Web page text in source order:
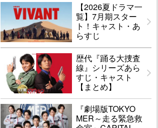
【2026夏ドラマ一
覧】7月期スター
ト！キャスト・あ
らすじ
歴代『踊る大捜査
線』シリーズあら
すじ・キャスト
【まとめ】
『劇場版TOKYO
MER～走る緊急救